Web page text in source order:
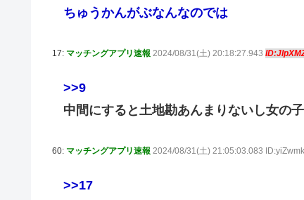
ちゅうかんがぶなんなのでは
17: マッチングアプリ速報 2024/08/31(土) 20:18:27.943
>>9
中間にすると土地勘あんまりないし女の
60: マッチングアプリ速報 2024/08/31(土) 21:05:03.083
>>17